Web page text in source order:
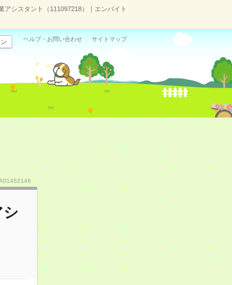
シスタント（111097218）｜エンバイト
ヘルプ・お問い合わせ サイトマップ